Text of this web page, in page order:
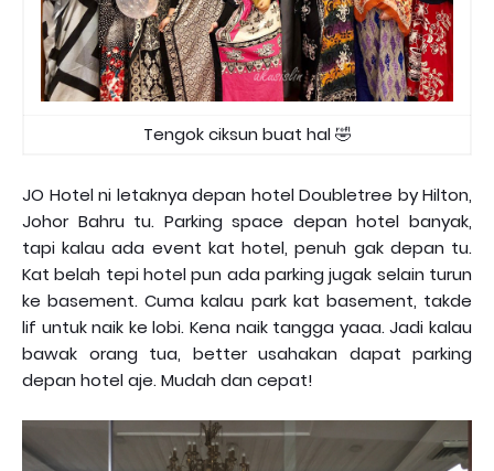
Tengok ciksun buat hal 🤣
JO Hotel ni letaknya depan hotel Doubletree by Hilton,
Johor Bahru tu. Parking space depan hotel banyak,
tapi kalau ada event kat hotel, penuh gak depan tu.
Kat belah tepi hotel pun ada parking jugak selain turun
ke basement. Cuma kalau park kat basement, takde
lif untuk naik ke lobi. Kena naik tangga yaaa. Jadi kalau
bawak orang tua, better usahakan dapat parking
depan hotel aje. Mudah dan cepat!